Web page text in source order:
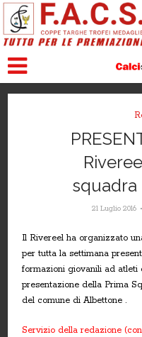
squadra
21 Luglio 2016
Il Rivereel ha organizzato
per tutta la settimana
formazioni giovanili ad atleti
presentazione della Prima
del comune di Albettone .
Servizio della redazione